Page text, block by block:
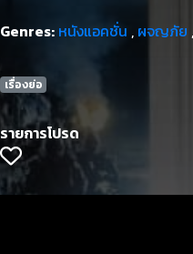
Genres: หนังแอคชั่น , ผจญภัย ,
เรื่องย่อ
รายการโปรด